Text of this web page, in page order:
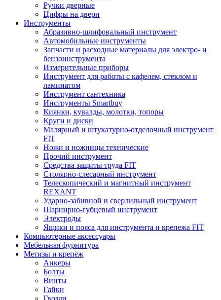
Ручки дверные
Цифры на двери
Инструменты
Абразивно-шлифовальный инструмент
Автомобильные инструменты
Запчасти и расходные материалы для электро- и
бензоинструмента
Измерительные приборы
Инструмент для работы с кафелем, стеклом и
ламинатом
Инструмент сантехника
Инструменты Smartbuy
Киянки, кувалды, молотки, топоры
Круги и диски
Малярный и штукатурно-отделочный инструмент
FIT
Ножи и ножницы технические
Прочий инструмент
Средства защиты труда FIT
Столярно-слесарный инструмент
Телескопический и магнитный инструмент
REXANT
Ударно-забивной и сверлильный инструмент
Шарнирно-губцевый инструмент
Электроды
Ящики и пояса для инструмента и крепежа FIT
Компьютерные аксессуары
Мебельная фурнитура
Метизы и крепёж
Анкеры
Болты
Винты
Гайки